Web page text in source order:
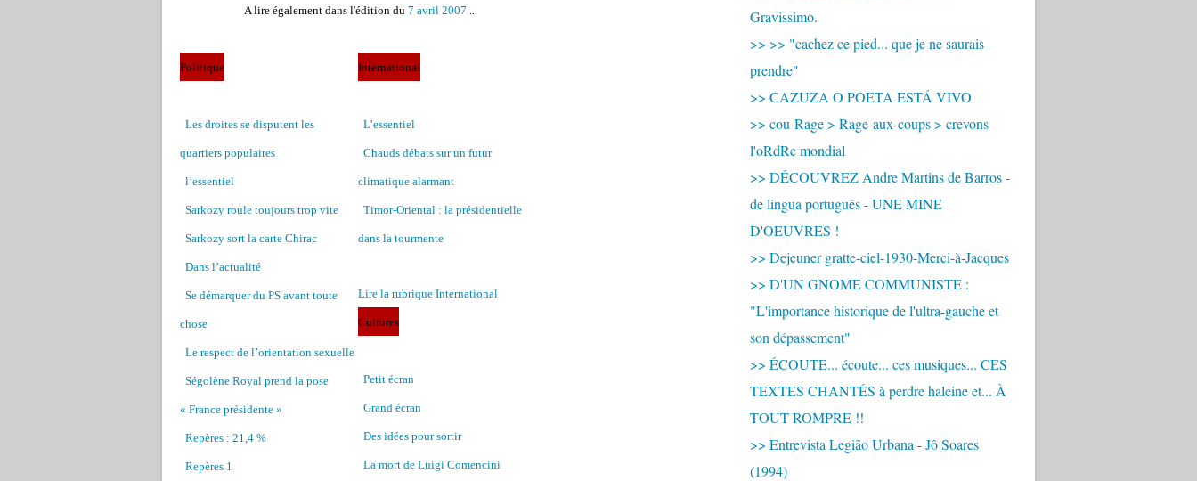
A lire également dans l'édition du 7 avril 2007 ...
Politique
Les droites se disputent les
quartiers populaires
l’essentiel
Sarkozy roule toujours trop vite
Sarkozy sort la carte Chirac
Dans l’actualité
Se démarquer du PS avant toute
chose
Le respect de l’orientation sexuelle
Ségolène Royal prend la pose
« France présidente »
Repères : 21,4 %
Repères 1
International
L’essentiel
Chauds débats sur un futur
climatique alarmant
Timor-Oriental : la présidentielle
dans la tourmente
Lire la rubrique International
Cultures
Petit écran
Grand écran
Des idées pour sortir
La mort de Luigi Comencini
Gravissimo.
>> >> "cachez ce pied... que je ne saurais
prendre"
>> CAZUZA O POETA ESTÁ VIVO
>> cou-Rage > Rage-aux-coups > crevons
l'oRdRe mondial
>> DÉCOUVREZ Andre Martins de Barros -
de lingua português - UNE MINE
D'OEUVRES !
>> Dejeuner gratte-ciel-1930-Merci-à-Jacques
>> D'UN GNOME COMMUNISTE :
"L'importance historique de l'ultra-gauche et
son dépassement"
>> ÉCOUTE... écoute... ces musiques... CES
TEXTES CHANTÉS à perdre haleine et... À
TOUT ROMPRE !!
>> Entrevista Legião Urbana - Jô Soares
(1994)